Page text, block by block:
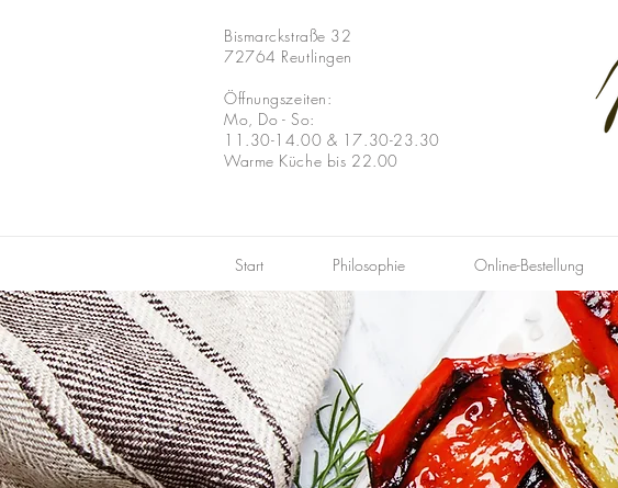
Bismarckstraße 32
72764 Reutlingen
Öffnungszeiten:
Mo, Do - So:
11.30-14.00 & 17.30-23.30
Warme Küche bis 22.00
Start Philosophie Online-Bestellung